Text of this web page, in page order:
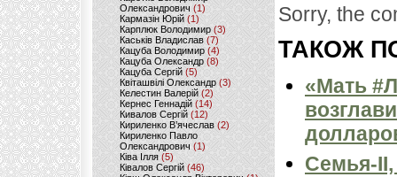
Олександрович (1)
Кармазін Юрій(1)
Карплюк Володимир(3)
Каськів Владислав (7)
Кацуба Володимир (4)
Кацуба Олександр (8)
Кацуба Сергій (5)
Квіташвілі Олександр(3)
Келестин Валерій(2)
Кернес Геннадій (14)
Кивалов Сергій (12)
Кириленко В’ячеслав (2)
Кириленко Павло
Олександрович (1)
Ківа Ілля (5)
Ківалов Сергій(46)
Sorry, the
ТАКОЖ
«Мать
Семья-